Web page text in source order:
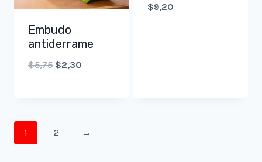
Embudo
antiderrame
$5,75 Original
$2,30
$9,20
1 2 →